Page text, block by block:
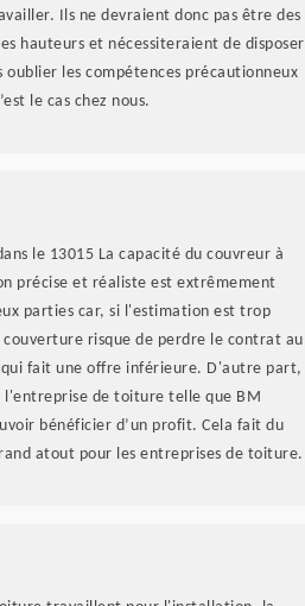
Ils ne devraient donc pas être des
hauteurs et nécessiteraient de disposer
oublier les compétences précautionneux
le cas chez nous.
le 13015 La capacité du couvreur à
précise et réaliste est extrêmement
parties car, si l'estimation est trop
risque de perdre le contrat au
fait une offre inférieure. D'autre part,
l'entreprise de toiture telle que BM
bénéficier d’un profit. Cela fait du
atout pour les entreprises de toiture.